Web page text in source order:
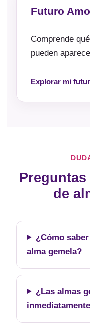
Futuro
Comprende
pueden
Explorar mi
de
¿Cómo
alma gemela?
¿Las almas